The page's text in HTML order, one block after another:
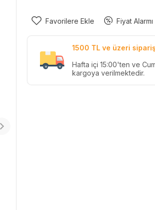
Favorilere Ekle Fiyat Alarmı
1500 TL ve üzeri
Hafta içi 15:00'ten ve
kargoya verilmektedir.